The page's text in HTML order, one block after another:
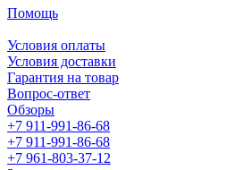
Помощь
Условия оплаты
Условия доставки
Гарантия на товар
Вопрос-ответ
Обзоры
+7 911-991-86-68
+7 911-991-86-68
+7 961-803-37-12